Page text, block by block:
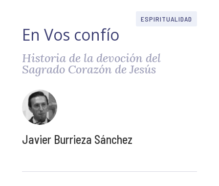
ESPIRITUALIDAD
En Vos confío
Historia de la devoción del
Sagrado Corazón de Jesús
Javier Burrieza Sánchez